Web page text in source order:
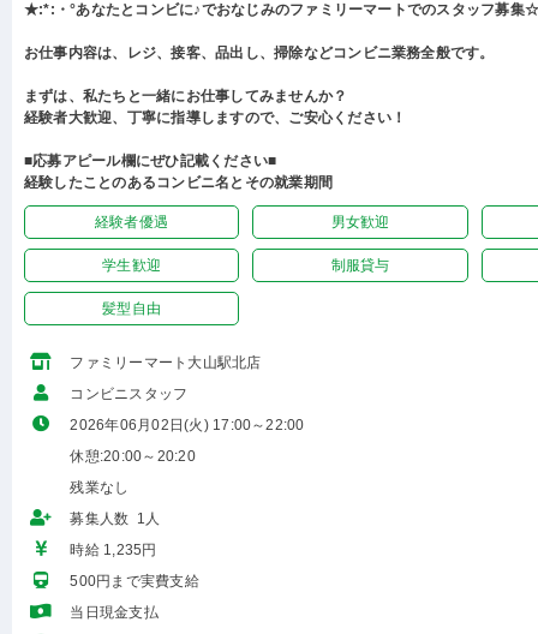
★:*:・°あなたとコンビに♪でおなじみのファミリーマートでのスタッフ募集
お仕事内容は、レジ、接客、品出し、掃除などコンビニ業務全般です。
まずは、私たちと一緒にお仕事してみませんか？
経験者大歓迎、丁寧に指導しますので、ご安心ください！
■応募アピール欄にぜひ記載ください■
経験したことのあるコンビニ名とその就業期間
経験者優遇 男女歓迎
学生歓迎 制服貸与
髪型自由
ファミリーマート大山駅北店
コンビニスタッフ
2026年06月02日(火) 17:00～22:00
休憩:20:00～20:20
残業なし
募集人数 1人
時給 1,235円
500円まで実費支給
当日現金支払